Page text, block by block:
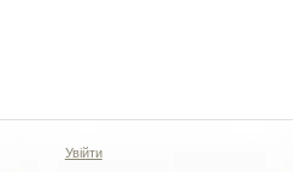
Увійти